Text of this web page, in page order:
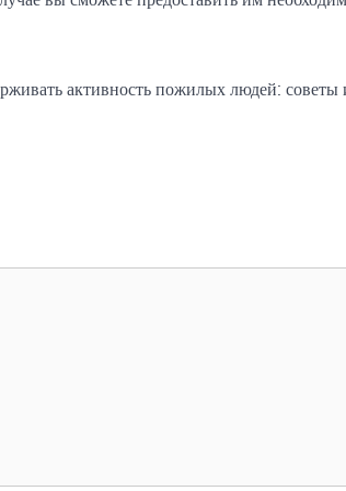
активность пожилых людей: советы